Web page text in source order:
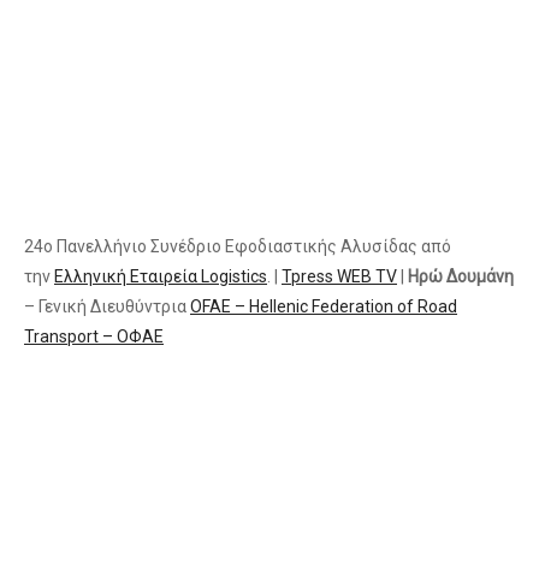
24ο Πανελλήνιο Συνέδριο Εφοδιαστικής Αλυσίδας από
την Ελληνική Εταιρεία Logistics Tpress WEB TV
Ηρώ Δουμάνη
– Γενική ΔιευθύντριαOFAE – Hellenic Federation of Road
Transport – ΟΦΑΕ